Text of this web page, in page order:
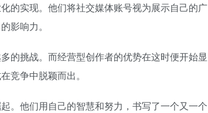
的实现。他们将社交媒体账号视为展示自己的广
影响力。
的挑战。而经营型创作者的优势在这时便开始显
竞争中脱颖而出。
。他们用自己的智慧和努力，书写了一个又一个